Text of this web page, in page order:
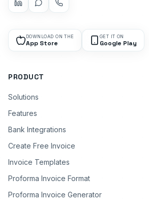
DOWNLOAD ON THE
App Store
GET IT ON
Google Play
PRODUCT
Solutions
Features
Bank Integrations
Create Free Invoice
Invoice Templates
Proforma Invoice Format
Proforma Invoice Generator